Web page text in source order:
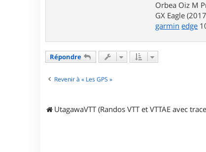
Orbea Oiz M
GX Eagle
garmin edge
Répondre
Revenir à « Les GPS »
UtagawaVTT (Randos VTT et VTTAE avec